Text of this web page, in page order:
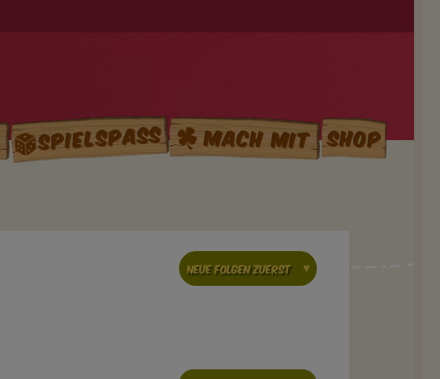
Spielspass Mach mit Shop